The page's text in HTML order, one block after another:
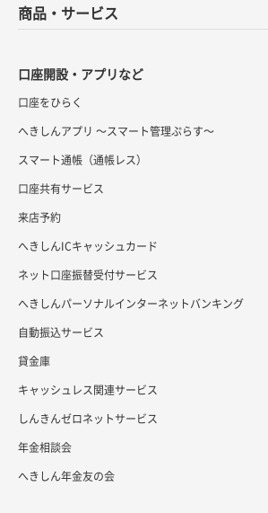
商品・サービス
口座開設・アプリなど
口座をひらく
へきしんアプリ ～スマート管理ぷらす～
スマート通帳（通帳レス）
口座共有サービス
来店予約
へきしんICキャッシュカード
ネット口座振替受付サービス
へきしんパーソナルインターネットバンキング
自動振込サービス
貸金庫
キャッシュレス関連サービス
しんきんゼロネットサービス
年金相談会
へきしん年金友の会